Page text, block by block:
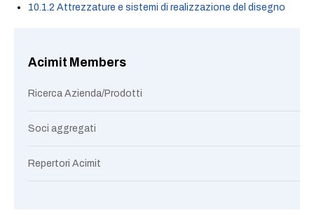
10.1.2 Attrezzature e sistemi di realizzazione del disegno
Acimit Members
Ricerca Azienda/Prodotti
Soci aggregati
Repertori Acimit